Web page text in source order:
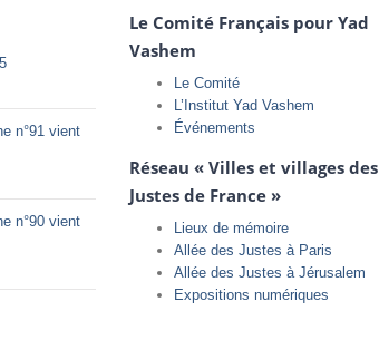
n°91 vient
n°90 vient
Le Comité Français pour Yad
Vashem
Le Comité
L’Institut Yad Vashem
Événements
Réseau « Villes et villages des
Justes de France »
Lieux de mémoire
Allée des Justes à Paris
Allée des Justes à Jérusalem
Expositions numériques